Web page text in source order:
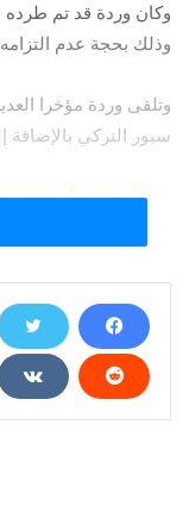
وكان وردة قد تم طرده
وذلك بحجة عدم
وتلقى وردة مؤخرا
سبور التركي بالإضافة
ومن المنتظر أن يتم
المقبلة في حالة
عمرو وردة يقترب